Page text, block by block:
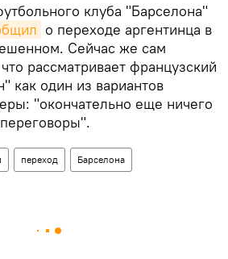
клуба "Барселона"
о переходе аргентинца в
Сейчас же сам
рассматривает французский
один из вариантов
"окончательно еще ничего
переход Барселона